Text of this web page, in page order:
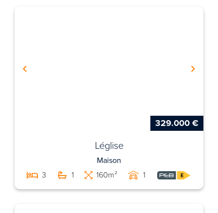
329.000 €
Léglise
Maison
3
1 160m² 1